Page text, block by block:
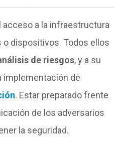
a la infraestructura
o dispositivos. Todos ellos
de riesgos, y a su
implementación de
. Estar preparado frente
de los adversarios
la seguridad.